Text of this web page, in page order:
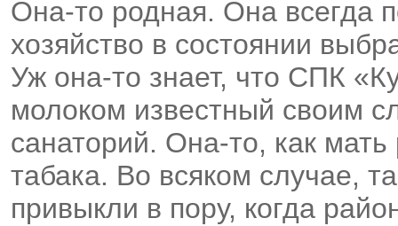
Она-то родная. Она всегда
хозяйство в состоянии
Уж она-то знает, что СПК
молоком известный своим
санаторий. Она-то, как
табака. Во всяком случае,
привыкли в пору, когда